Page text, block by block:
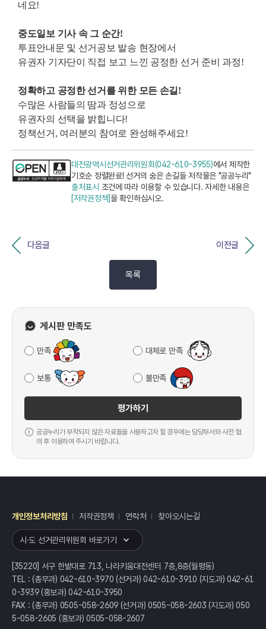
네요!
중도일보 기사 속 그 순간!
투표안내문 및 선거공보 발송 현장에서
유권자 기자단이 직접 보고 느낀 공정한 선거 준비 과정!
정확하고 공정한 선거를 위한 모든 손길!
수많은 사람들의 땀과 정성으로
유권자의 선택을 밝힙니다!
정책선거, 여러분의 참여로 완성해주세요!
대전광역시선거관리위원회(042-610-3955)에서 제작한
기호순 정렬완료! 선거의 숨은 손길들 저작물은 "공공누리"
출처표시 조건에 따라 이용할 수 있습니다. 자세한 내용은
[저작권정책]을 확인하십시오.
다음글 이전글
목록
게시판 만족도
만족 대체로 만족
보통 불만족
평가하기
공공누리가 부착되지 않은 자료들을 사용하고자 할 경우에는 담당부서와 사전 협
의 후 이용하여 주시기 바랍니다.
개인정보처리방침 저작권정책 연락처 찾아오시는길
시·도 선거관리위원회 바로가기
[35220] 서구 한밭대로 713, 나라키움대전센터 7층,8층(월평동)
TEL : (총무과) 042-610-3970 (선거과) 042-610-3910 (지도과) 042-61
0-3939 (홍보과) 042-610-3950
FAX : (총무과) 0505-058-2609 (선거과) 0505-058-2603 (지도과) 050
5-058-2605 (홍보과) 0505-058-2607